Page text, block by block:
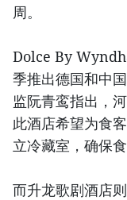
周。
Dolce By
季推出德国和中
监阮青鸾指出，
此酒店希望为食
立冷藏室，确保
而升龙歌剧酒店